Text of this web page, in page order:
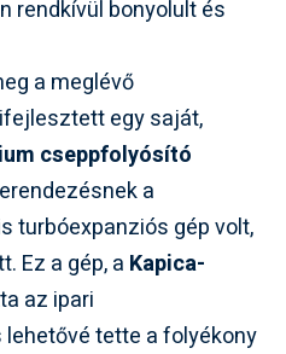
rendkívül bonyolult és
a meglévő
egy saját,
cseppfolyósító
a
turbóexpanziós gép volt,
Ez a gép, a Kapica-
az ipari
tette a folyékony